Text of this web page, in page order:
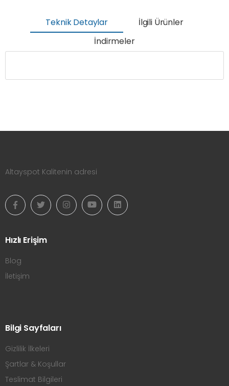
Teknik Detaylar
İlgili Ürünler
İndirmeler
Altayspot Kalitenin adresi
Hızlı Erişim
Blog
İletişim
Bilgi Sayfaları
Gizlilik İlkeleri
Şartlar & Koşullar
Teslimat Bilgileri